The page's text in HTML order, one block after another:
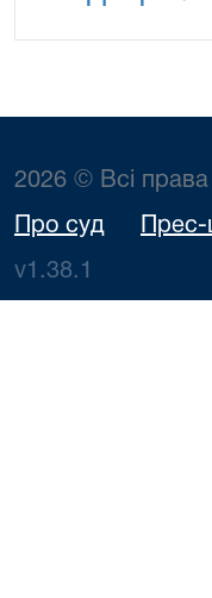
2026 © Всі права
Про суд
v1.38.1